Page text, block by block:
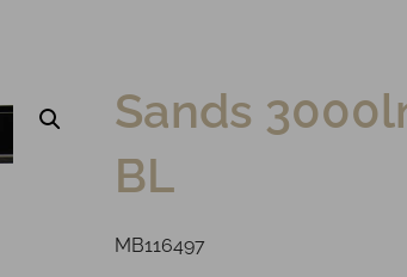
Sands
BL
MB116497